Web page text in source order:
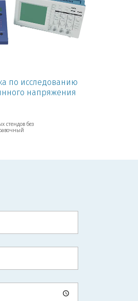
по исследованию
напряжения
стендов без